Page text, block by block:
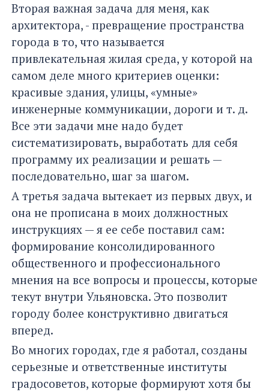
Вторая важная задача для меня, как
архитектора, - превращение пространства
города в то, что называется
привлекательная жилая среда, у которой на
самом деле много критериев оценки:
красивые здания, улицы, «умные»
инженерные коммуникации, дороги и т. д.
Все эти задачи мне надо будет
систематизировать, выработать для себя
программу их реализации и решать —
последовательно, шаг за шагом.
А третья задача вытекает из первых двух, и
она не прописана в моих должностных
инструкциях — я ее себе поставил сам:
формирование консолидированного
общественного и профессионального
мнения на все вопросы и процессы, которые
текут внутри Ульяновска. Это позволит
городу более конструктивно двигаться
вперед.
Во многих городах, где я работал, созданы
серьезные и ответственные институты
градосоветов, которые формируют хотя бы